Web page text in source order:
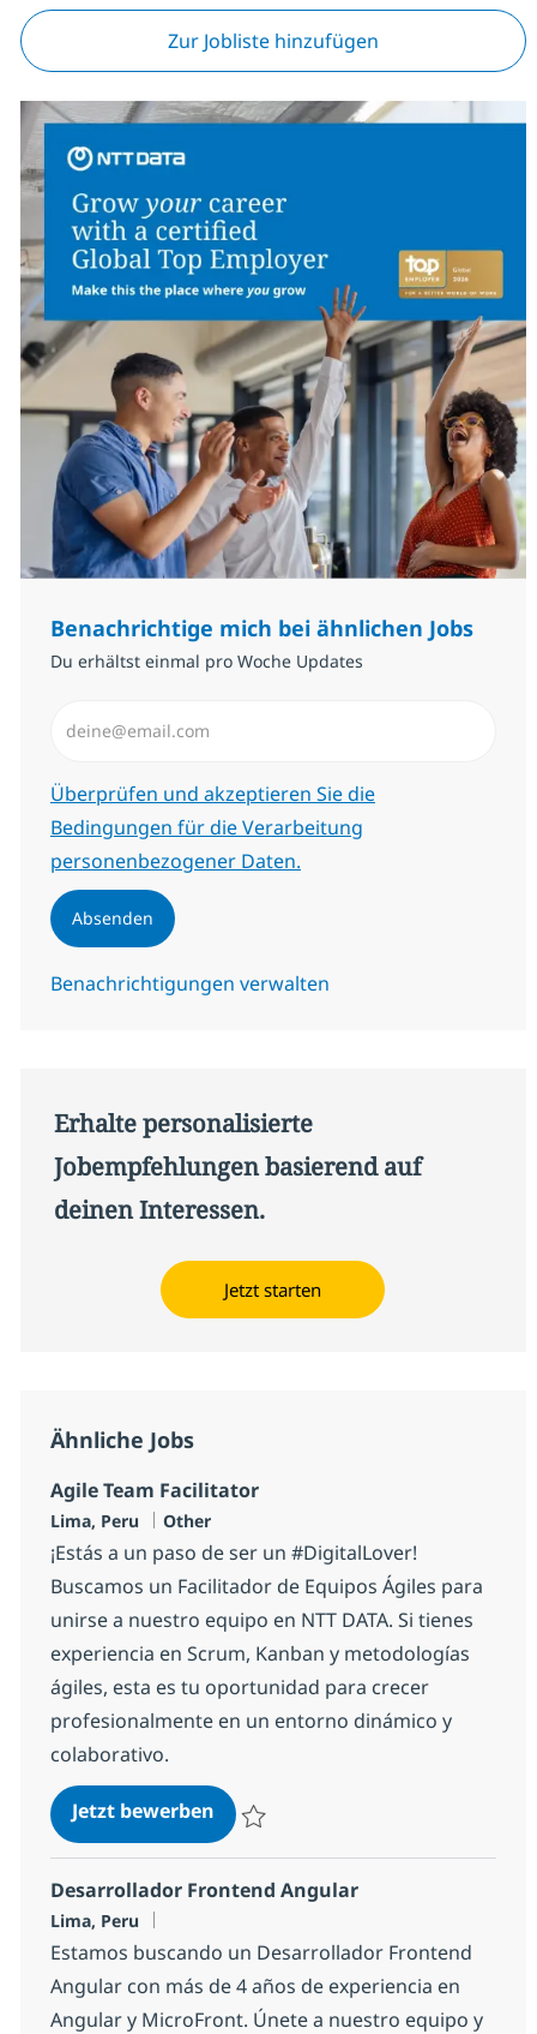
Zur Jobliste hinzufügen
Benachrichtige mich bei ähnlichen Jobs
Du erhältst einmal pro Woche Updates
Erforderlich
Überprüfen und akzeptieren Sie die
Bedingungen für die Verarbeitung
personenbezogener Daten.
Absenden
Benachrichtigungen verwalten
Erhalte personalisierte
Jobempfehlungen basierend auf
deinen Interessen.
Jetzt starten
Ähnliche Jobs
Agile Team Facilitator
Standort
Lima, Peru Kategorie
Other
¡Estás a un paso de ser un #DigitalLover!
Buscamos un Facilitador de Equipos Ágiles para
unirse a nuestro equipo en NTT DATA. Si tienes
experiencia en Scrum, Kanban y metodologías
ágiles, esta es tu oportunidad para crecer
profesionalmente en un entorno dinámico y
colaborativo.
Jetzt bewerbenAgile Team Facilitator
Desarrollador Frontend Angular
Standort
Lima, Peru
Estamos buscando un Desarrollador Frontend
Angular con más de 4 años de experiencia en
Angular y MicroFront. Únete a nuestro equipo y